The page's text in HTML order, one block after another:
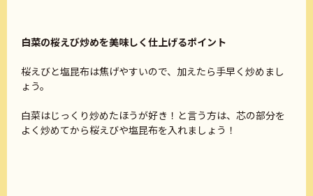
白菜の桜えび炒めを美味しく仕上げるポイント
桜えびと塩昆布は焦げやすいので、加えたら手早く炒めまし
ょう。
白菜はじっくり炒めたほうが好き！と言う方は、芯の部分を
よく炒めてから桜えびや塩昆布を入れましょう！